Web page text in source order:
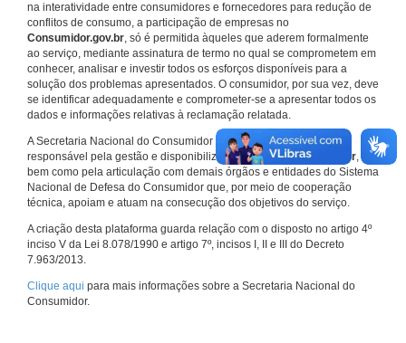
na interatividade entre consumidores e fornecedores para redução de
conflitos de consumo, a participação de empresas no
Consumidor.gov.br, só é permitida àqueles que aderem formalmente
ao serviço, mediante assinatura de termo no qual se comprometem em
conhecer, analisar e investir todos os esforços disponíveis para a
solução dos problemas apresentados. O consumidor, por sua vez, deve
se identificar adequadamente e comprometer-se a apresentar todos os
dados e informações relativas à reclamação relatada.
A Secretaria Nacional do Consumidor do Ministério da Justiça é a
responsável pela gestão e disponibilização doConsumidor.gov.br,
bem como pela articulação com demais órgãos e entidades do Sistema
Nacional de Defesa do Consumidor que, por meio de cooperação
técnica, apoiam e atuam na consecução dos objetivos do serviço.
A criação desta plataforma guarda relação com o disposto no artigo 4º
inciso V da Lei 8.078/1990 e artigo 7º, incisos I, II e III do Decreto
7.963/2013.
Clique aqui para mais informações sobre a Secretaria Nacional do
Consumidor.